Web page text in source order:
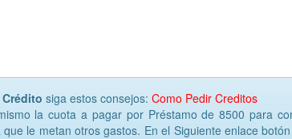
siga estos consejos: Como Pedir Creditos
la cuota a pagar por Préstamo de 8500 para
le metan otros gastos. En el Siguiente enlace